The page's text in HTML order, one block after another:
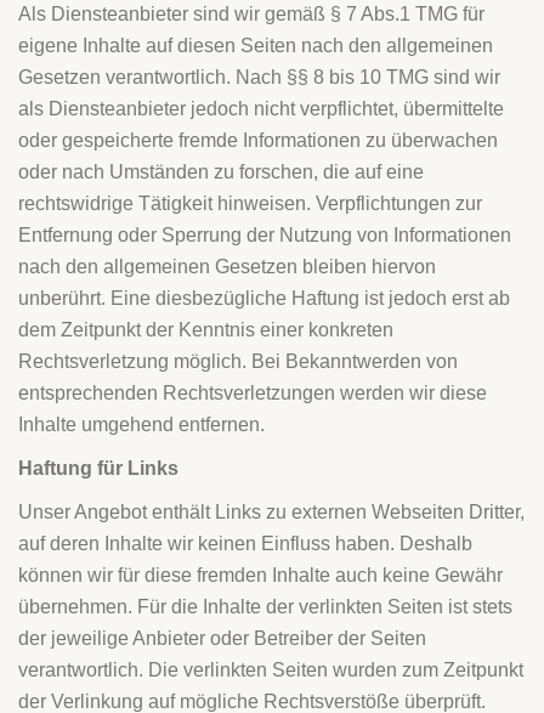
Als Diensteanbieter sind wir gemäß § 7 Abs.1 TMG für
eigene Inhalte auf diesen Seiten nach den allgemeinen
Gesetzen verantwortlich. Nach §§ 8 bis 10 TMG sind wir
als Diensteanbieter jedoch nicht verpflichtet, übermittelte
oder gespeicherte fremde Informationen zu überwachen
oder nach Umständen zu forschen, die auf eine
rechtswidrige Tätigkeit hinweisen. Verpflichtungen zur
Entfernung oder Sperrung der Nutzung von Informationen
nach den allgemeinen Gesetzen bleiben hiervon
unberührt. Eine diesbezügliche Haftung ist jedoch erst ab
dem Zeitpunkt der Kenntnis einer konkreten
Rechtsverletzung möglich. Bei Bekanntwerden von
entsprechenden Rechtsverletzungen werden wir diese
Inhalte umgehend entfernen.
Haftung für Links
Unser Angebot enthält Links zu externen Webseiten Dritter,
auf deren Inhalte wir keinen Einfluss haben. Deshalb
können wir für diese fremden Inhalte auch keine Gewähr
übernehmen. Für die Inhalte der verlinkten Seiten ist stets
der jeweilige Anbieter oder Betreiber der Seiten
verantwortlich. Die verlinkten Seiten wurden zum Zeitpunkt
der Verlinkung auf mögliche Rechtsverstöße überprüft.